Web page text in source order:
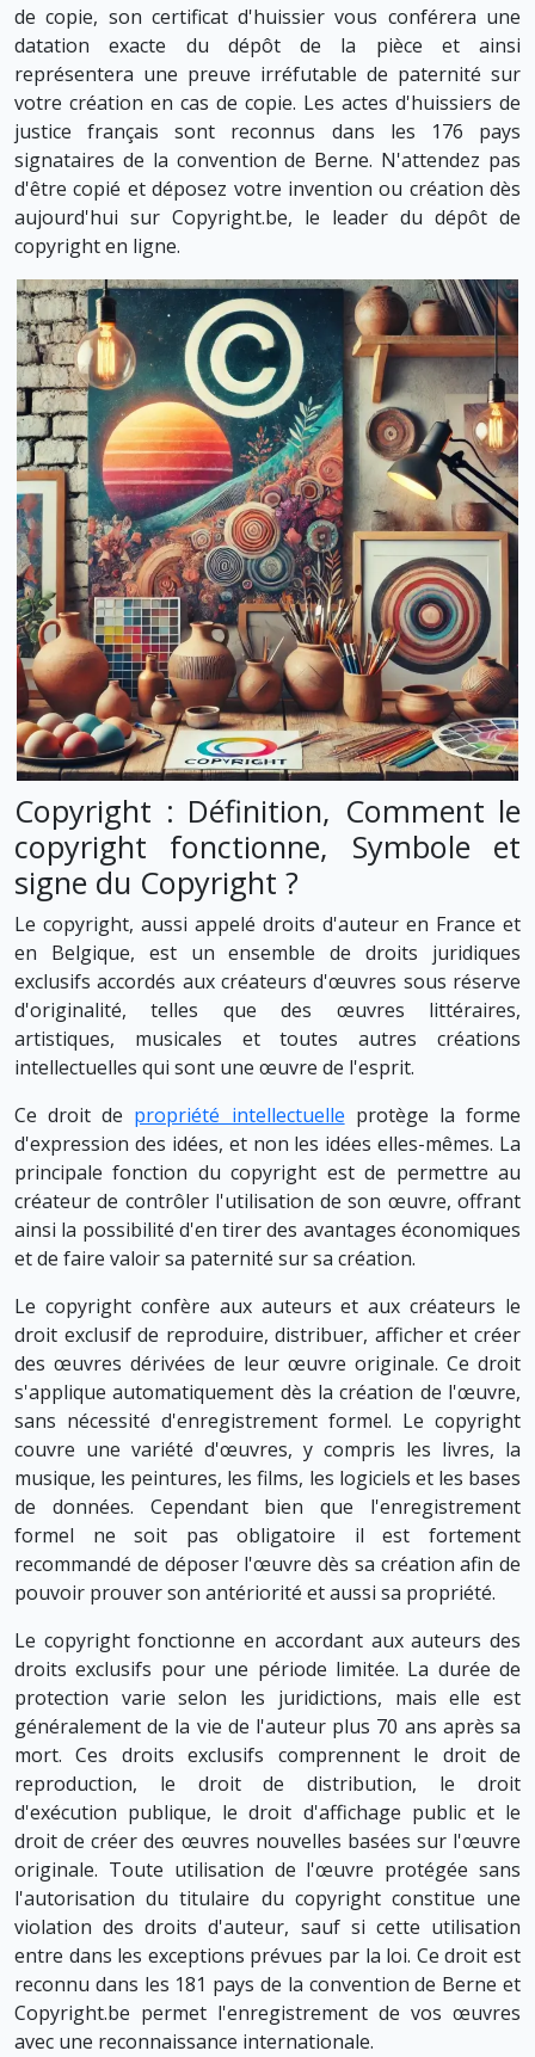
de copie, son certificat d'huissier vous conférera une
datation exacte du dépôt de la pièce et ainsi
représentera une preuve irréfutable de paternité sur
votre création en cas de copie. Les actes d'huissiers de
justice français sont reconnus dans les 176 pays
signataires de la convention de Berne. N'attendez pas
d'être copié et déposez votre invention ou création dès
aujourd'hui sur Copyright.be, le leader du dépôt de
copyright en ligne.
Copyright : Définition, Comment le
copyright fonctionne, Symbole et
signe du Copyright ?
Le copyright, aussi appelé droits d'auteur en France et
en Belgique, est un ensemble de droits juridiques
exclusifs accordés aux créateurs d'œuvres sous réserve
d'originalité, telles que des œuvres littéraires,
artistiques, musicales et toutes autres créations
intellectuelles qui sont une œuvre de l'esprit.
Ce droit de propriété intellectuelle protège la forme
d'expression des idées, et non les idées elles-mêmes. La
principale fonction du copyright est de permettre au
créateur de contrôler l'utilisation de son œuvre, offrant
ainsi la possibilité d'en tirer des avantages économiques
et de faire valoir sa paternité sur sa création.
Le copyright confère aux auteurs et aux créateurs le
droit exclusif de reproduire, distribuer, afficher et créer
des œuvres dérivées de leur œuvre originale. Ce droit
s'applique automatiquement dès la création de l'œuvre,
sans nécessité d'enregistrement formel. Le copyright
couvre une variété d'œuvres, y compris les livres, la
musique, les peintures, les films, les logiciels et les bases
de données. Cependant bien que l'enregistrement
formel ne soit pas obligatoire il est fortement
recommandé de déposer l'œuvre dès sa création afin de
pouvoir prouver son antériorité et aussi sa propriété.
Le copyright fonctionne en accordant aux auteurs des
droits exclusifs pour une période limitée. La durée de
protection varie selon les juridictions, mais elle est
généralement de la vie de l'auteur plus 70 ans après sa
mort. Ces droits exclusifs comprennent le droit de
reproduction, le droit de distribution, le droit
d'exécution publique, le droit d'affichage public et le
droit de créer des œuvres nouvelles basées sur l'œuvre
originale. Toute utilisation de l'œuvre protégée sans
l'autorisation du titulaire du copyright constitue une
violation des droits d'auteur, sauf si cette utilisation
entre dans les exceptions prévues par la loi. Ce droit est
reconnu dans les 181 pays de la convention de Berne et
Copyright.be permet l'enregistrement de vos œuvres
avec une reconnaissance internationale.